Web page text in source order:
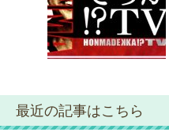
最近の記事はこちら